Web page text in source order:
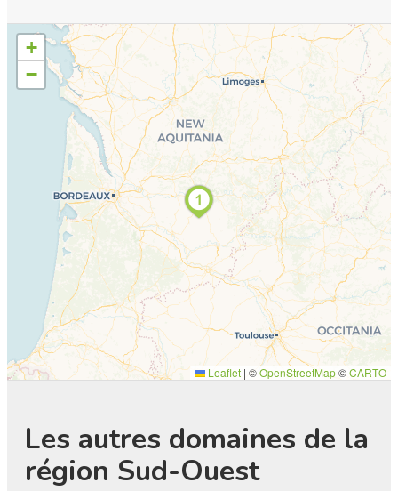
+
−
Leaflet | ©OpenStreetMap©CARTO
Les autres domaines de la
région Sud-Ouest